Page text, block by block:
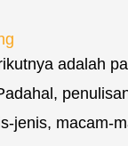
adalah
jenis, macam-